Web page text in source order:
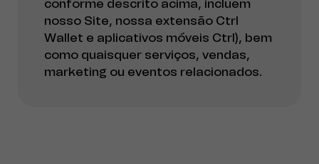
conforme descrito acima, incluem
nosso Site, nossa extensão Ctrl
Wallet e aplicativos móveis Ctrl), bem
como quaisquer serviços, vendas,
marketing ou eventos relacionados.